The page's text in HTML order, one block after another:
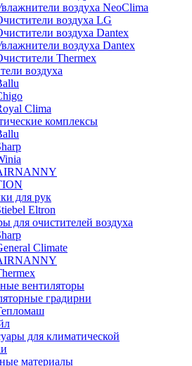
воздуха NeoClima
воздуха LG
воздуха Dantex
воздуха Dantex
Thermex
воздуха
Clima
комплексы
для рук
Eltron
для очистителей воздуха
Climate
вентиляторы
градирни
для климатической
материалы